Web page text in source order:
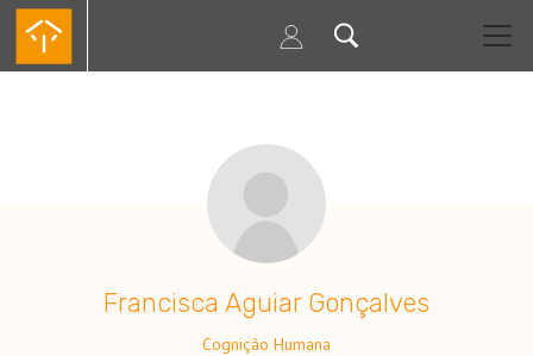
Passar
para
Francisca Aguiar Gonçalves
Cognição Humana
.